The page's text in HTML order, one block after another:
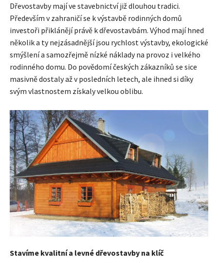
Dřevostavby mají ve stavebnictví již dlouhou tradici.
Především v zahraničí se k výstavbě rodinných domů
investoři přiklánějí právě k dřevostavbám. Výhod mají hned
několik a ty nejzásadnější jsou rychlost výstavby, ekologické
smýšlení a samozřejmě nízké náklady na provoz i velkého
rodinného domu. Do povědomí českých zákazníků se sice
masivně dostaly až v posledních letech, ale ihned si díky
svým vlastnostem získaly velkou oblibu.
Stavíme kvalitní a levné dřevostavby na klíč